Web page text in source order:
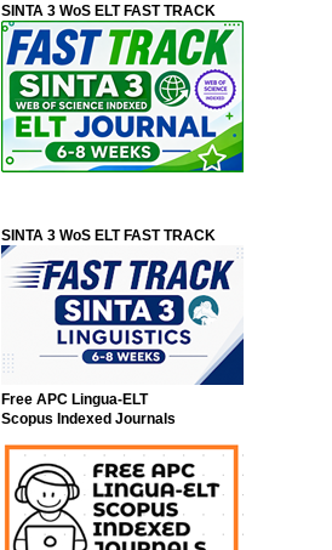
SINTA 3 WoS ELT FAST TRACK
SINTA 3 WoS ELT FAST TRACK
Free APC Lingua-ELT
Scopus Indexed Journals